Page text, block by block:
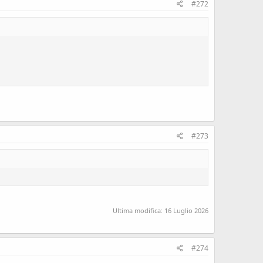
#272
#273
Ultima modifica: 16 Luglio 2026
#274